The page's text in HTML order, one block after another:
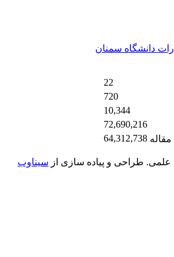
دانشگاه سمنان
22
720
10,344
72,690,216
64,312,738
علمی. طراحی و پیاده سازی از سیناوب